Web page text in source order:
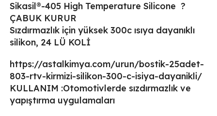
Sikasil®-405 High Temperature Silicone ?
ÇABUK KURUR
Sızdırmazlık için yüksek 300c ısıya dayanıklı
silikon, 24 LÜ KOLİ
https://astalkimya.com/urun/bostik-25adet-
803-rtv-kirmizi-silikon-300-c-isiya-dayanikli/
KULLANIM :Otomotivlerde sızdırmazlık ve
yapıştırma uygulamaları